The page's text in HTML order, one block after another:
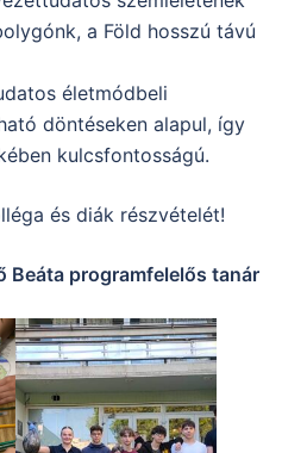
a Föld hosszú távú
életmódbeli
döntéseken alapul, így
kulcsfontosságú.
és diák részvételét!
Beáta programfelelős tanár